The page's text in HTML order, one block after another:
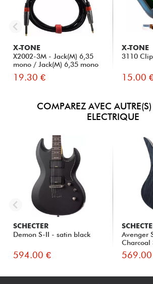
X-TONE
X2002-3M - Jack(M) 6,35
mono / Jack(M) 6,35 mono
S...
19.30 €
X-TONE
3110
15.00
COMPAREZ AVEC AUTRE(S)
ELECTRIQUE
SCHECTER
Demon S-II - satin black
594.00 €
Avenger
Charcoal